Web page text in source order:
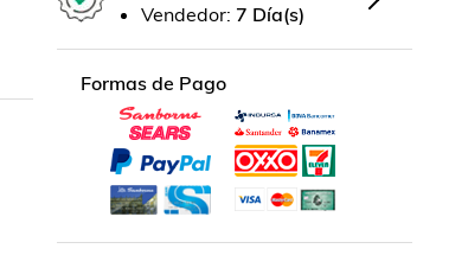
Vendedor: 7 Día(s)
Formas de Pago